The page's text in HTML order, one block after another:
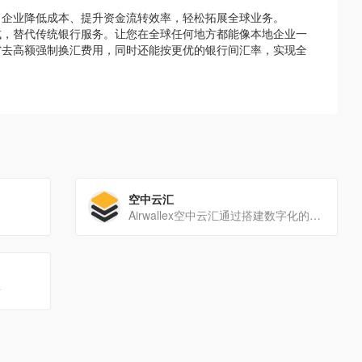
降低成本、提升资金流转效率，轻松拓展全球业务。
替代传统银行服务。让您在全球任何地方都能像本地企业一
高额强制换汇费用，同时还能按更优的银行间汇率，实现全
空中云汇
Airwallex空中云汇通过搭建数字化的跨境支付和金融基础设施，助企业实现更高时效、更低成本的全球收付和财务管理，轻松实现全球业务扩展与增长。